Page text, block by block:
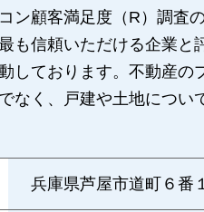
ン顧客満足度（R）調査
も信頼いただける企業
しております。不動産
なく、戸建や土地につい
兵庫県芦屋市道町６番